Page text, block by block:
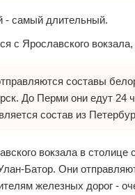
- самый длительный.
с Ярославского
составы
До Перми они едут 24
состав из
вокзала в
Батор. Они
железных дорог -